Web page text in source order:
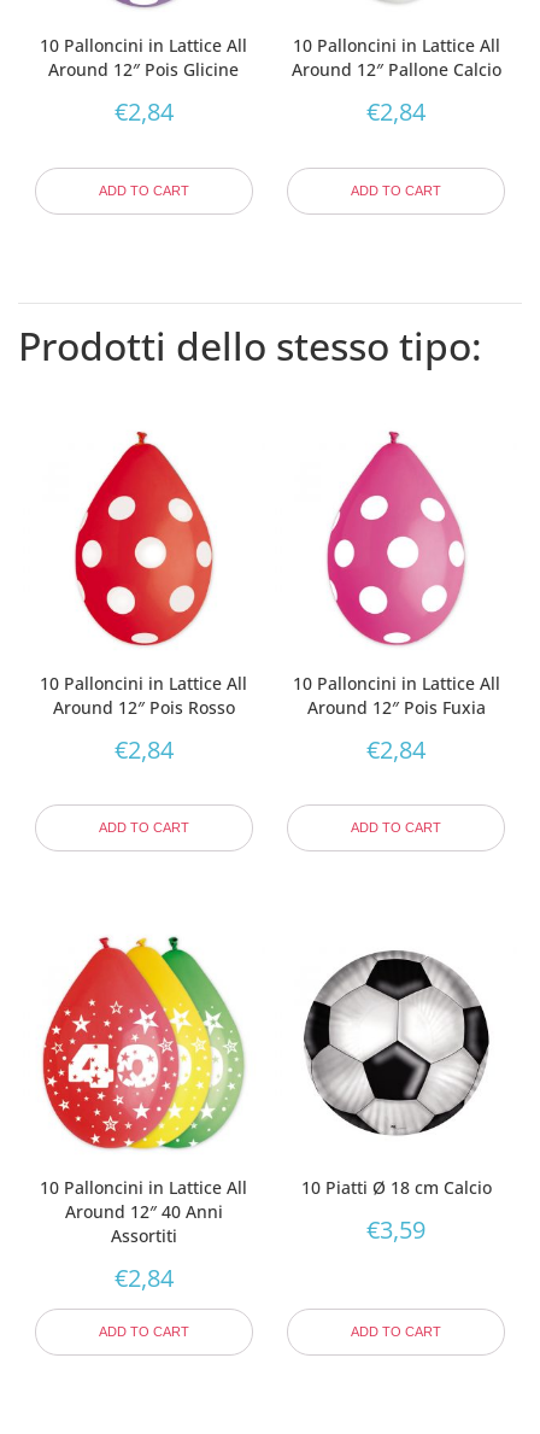
10 Palloncini in Lattice All
Around 12″ Pois Glicine
€2,84
ADD TO CART
10 Palloncini in Lattice All
Around 12″ Pallone Calcio
€2,84
ADD TO CART
Prodotti dello stesso tipo:
10 Palloncini in Lattice All
Around 12″ Pois Rosso
€2,84
ADD TO CART
10 Palloncini in Lattice All
Around 12″ Pois Fuxia
€2,84
ADD TO CART
10 Palloncini in Lattice All
Around 12″ 40 Anni
Assortiti
€2,84
ADD TO CART
10 Piatti Ø 18 cm Calcio
€3,59
ADD TO CART